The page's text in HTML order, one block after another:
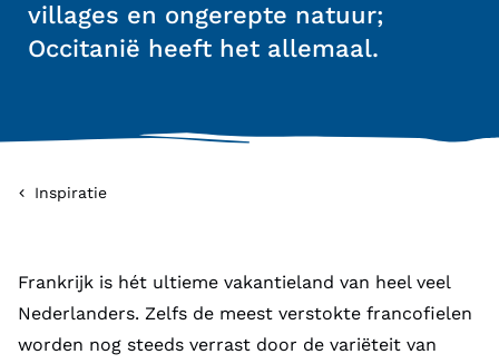
villages en ongerepte natuur;
Occitanië heeft het allemaal.
Inspiratie
Frankrijk is hét ultieme vakantieland van heel veel
Nederlanders. Zelfs de meest verstokte francofielen
worden nog steeds verrast door de variëteit van